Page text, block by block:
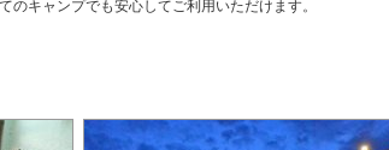
キャンプでも安心してご利用いただけます。